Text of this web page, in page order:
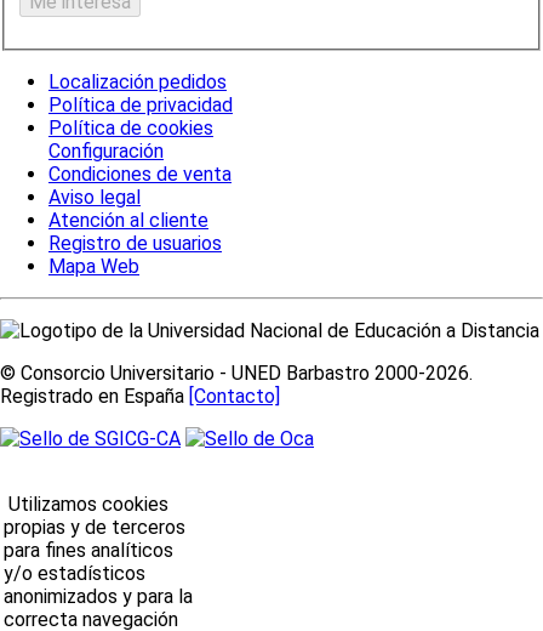
Localización pedidos
Política de privacidad
Política de cookies
Configuración
Condiciones de venta
Aviso legal
Atención al cliente
Registro de usuarios
Mapa Web
© Consorcio Universitario - UNED Barbastro 2000-2026.
Registrado en España [Contacto]
Utilizamos cookies
propias y de terceros
para fines analíticos
y/o estadísticos
anonimizados y para la
correcta navegación